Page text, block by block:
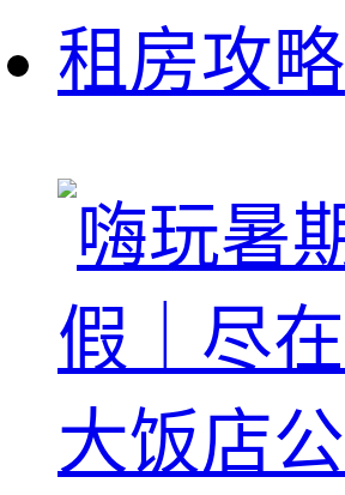
租房攻略